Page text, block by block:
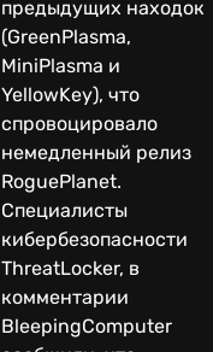
предыдущих находок
(GreenPlasma,
MiniPlasma и
YellowKey), что
спровоцировало
немедленный релиз
RoguePlanet.
Специалисты
кибербезопасности
ThreatLocker, в
комментарии
BleepingComputer